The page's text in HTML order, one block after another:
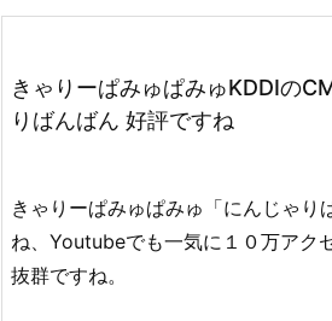
きゃりーぱみゅぱみゅKDDIの
りばんばん 好評ですね
きゃりーぱみゅぱみゅ「にんじゃり
ね、Youtubeでも一気に１０万アク
抜群ですね。